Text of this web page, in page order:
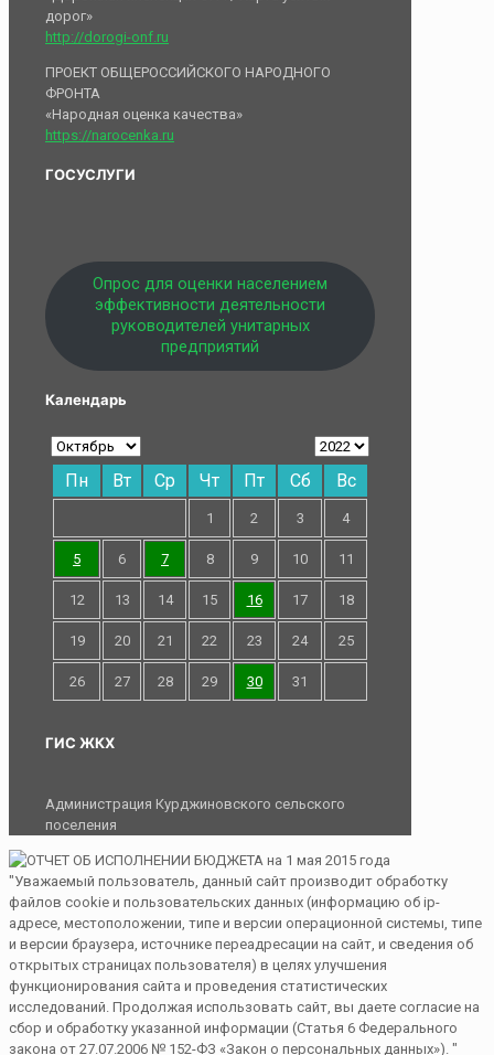
дорог»
http://dorogi-onf.ru
ПРОЕКТ ОБЩЕРОССИЙСКОГО НАРОДНОГО
ФРОНТА
«Народная оценка качества»
https://narocenka.ru
ГОСУСЛУГИ
Опрос для оценки населением
эффективности деятельности
руководителей унитарных
предприятий
Календарь
Пн Вт Ср Чт Пт Сб Вс
1 2 3 4
5 6 7 8 9 10 11
12 13 14 15 16 17 18
19 20 21 22 23 24 25
26 27 28 29 30 31
ГИС ЖКХ
Администрация Курджиновского сельского
поселения
"Уважаемый пользователь, данный сайт производит обработку
файлов cookie и пользовательских данных (информацию об ip-
адресе, местоположении, типе и версии операционной системы, типе
и версии браузера, источнике переадресации на сайт, и сведения об
открытых страницах пользователя) в целях улучшения
функционирования сайта и проведения статистических
исследований. Продолжая использовать сайт, вы даете согласие на
сбор и обработку указанной информации (Статья 6 Федерального
закона от 27.07.2006 № 152-ФЗ «Закон о персональных данных»). "